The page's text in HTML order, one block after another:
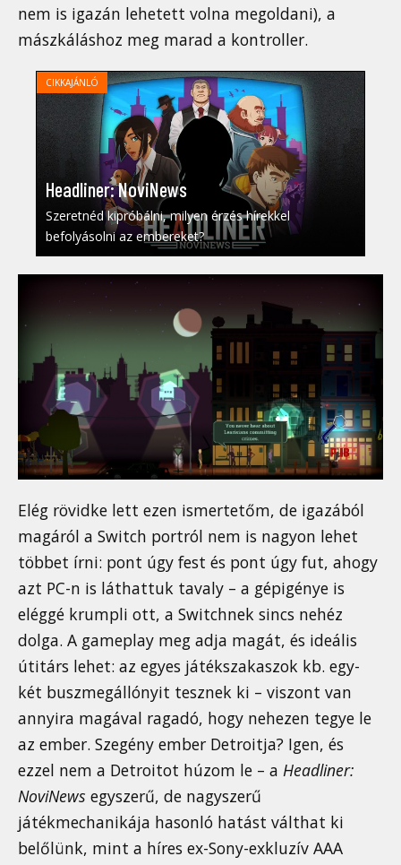
nem is igazán lehetett volna megoldani), a
mászkáláshoz meg marad a kontroller.
CIKKAJÁNLÓ
Headliner: NoviNews
Szeretnéd kipróbálni, milyen érzés hírekkel
befolyásolni az embereket?
Elég rövidke lett ezen ismertetőm, de igazából
magáról a Switch portról nem is nagyon lehet
többet írni: pont úgy fest és pont úgy fut, ahogy
azt PC-n is láthattuk tavaly – a gépigénye is
eléggé krumpli ott, a Switchnek sincs nehéz
dolga. A gameplay meg adja magát, és ideális
útitárs lehet: az egyes játékszakaszok kb. egy-
két buszmegállónyit tesznek ki – viszont van
annyira magával ragadó, hogy nehezen tegye le
az ember. Szegény ember Detroitja? Igen, és
ezzel nem a Detroitot húzom le – a Headliner:
NoviNews egyszerű, de nagyszerű
játékmechanikája hasonló hatást válthat ki
belőlünk, mint a híres ex-Sony-exkluzív AAA